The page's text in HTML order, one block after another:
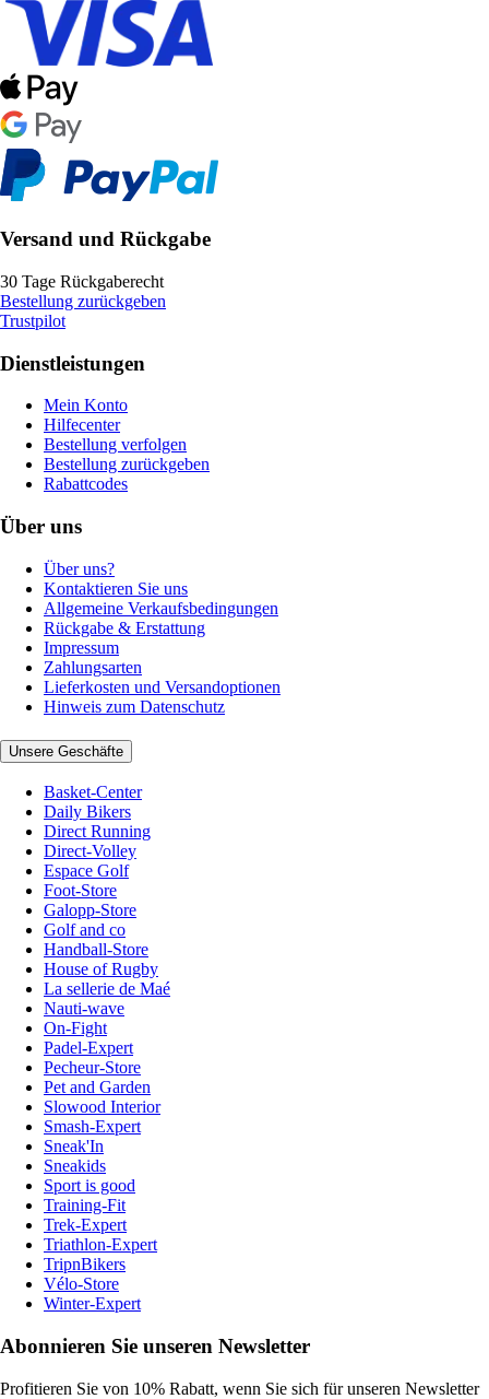
Versand und Rückgabe
30 Tage Rückgaberecht
Bestellung zurückgeben
Trustpilot
Dienstleistungen
Mein Konto
Hilfecenter
Bestellung verfolgen
Bestellung zurückgeben
Rabattcodes
Über uns
Über uns?
Kontaktieren Sie uns
Allgemeine Verkaufsbedingungen
Rückgabe & Erstattung
Impressum
Zahlungsarten
Lieferkosten und Versandoptionen
Hinweis zum Datenschutz
Unsere Geschäfte
Basket-Center
Daily Bikers
Direct Running
Direct-Volley
Espace Golf
Foot-Store
Galopp-Store
Golf and co
Handball-Store
House of Rugby
La sellerie de Maé
Nauti-wave
On-Fight
Padel-Expert
Pecheur-Store
Pet and Garden
Slowood Interior
Smash-Expert
Sneak'In
Sneakids
Sport is good
Training-Fit
Trek-Expert
Triathlon-Expert
TripnBikers
Vélo-Store
Winter-Expert
Abonnieren Sie unseren Newsletter
Profitieren Sie von 10% Rabatt, wenn Sie sich für unseren Newsletter